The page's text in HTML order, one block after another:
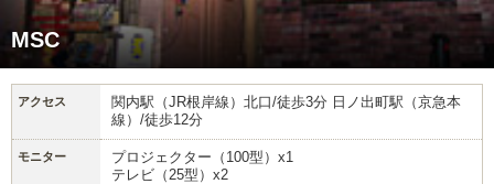
MSC
アクセス
関内駅（JR根岸線）北口/徒歩3分 日ノ出町駅（京急本
線）/徒歩12分
モニター
プロジェクター（100型）x1
テレビ（25型）x2